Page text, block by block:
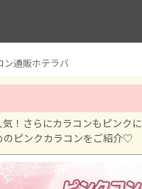
ン通販ホテラバ
！さらにカラコンもピンクに
ピンクカラコンをご紹介♡